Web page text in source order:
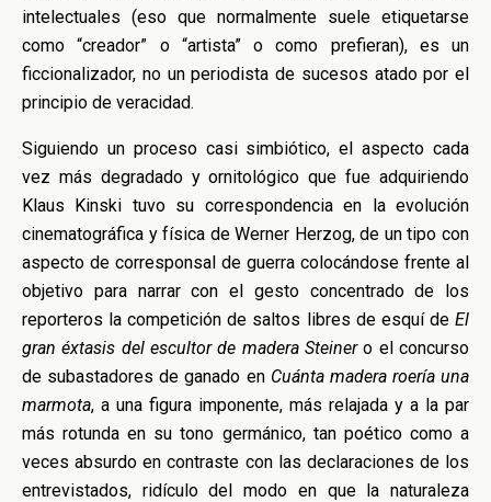
intelectuales (eso que normalmente suele etiquetarse
como “creador” o “artista” o como prefieran), es un
ficcionalizador, no un periodista de sucesos atado por el
principio de veracidad.
Siguiendo un proceso casi simbiótico, el aspecto cada
vez más degradado y ornitológico que fue adquiriendo
Klaus Kinski tuvo su correspondencia en la evolución
cinematográfica y física de Werner Herzog, de un tipo con
aspecto de corresponsal de guerra colocándose frente al
objetivo para narrar con el gesto concentrado de los
reporteros la competición de saltos libres de esquí de El
gran éxtasis del escultor de madera Steinero el concurso
de subastadores de ganado en Cuánta madera roería una
marmota, a una figura imponente, más relajada y a la par
más rotunda en su tono germánico, tan poético como a
veces absurdo en contraste con las declaraciones de los
entrevistados, ridículo del modo en que la naturaleza